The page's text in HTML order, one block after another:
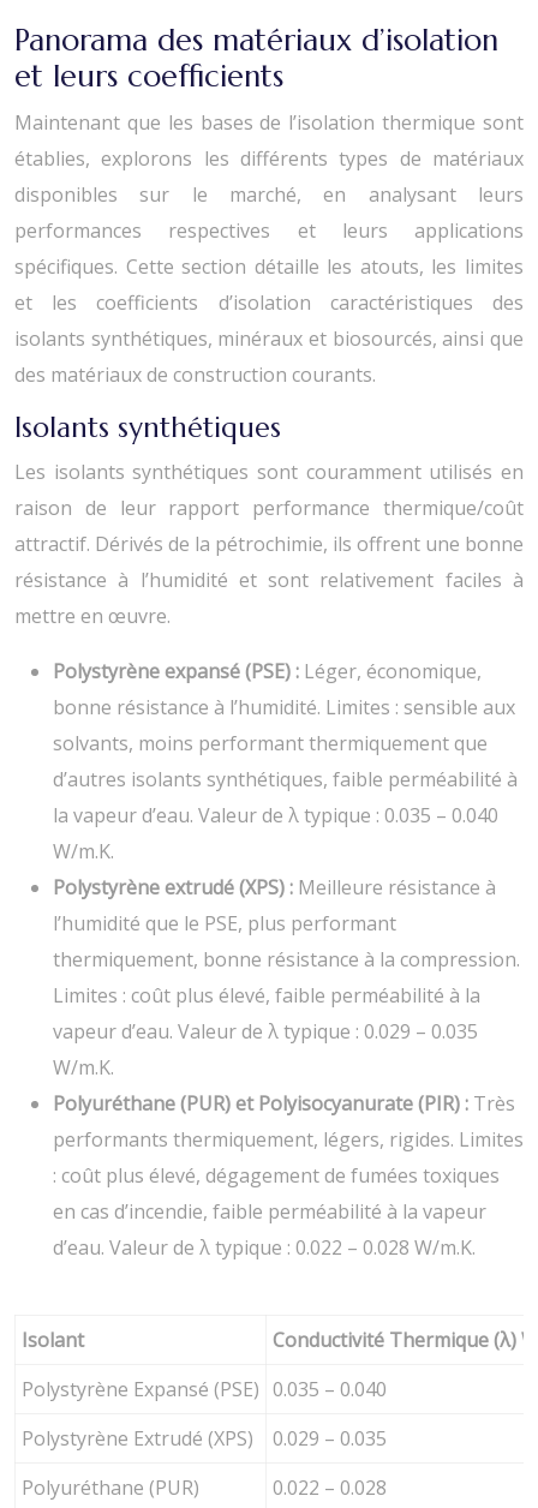
Panorama des matériaux d’isolation
et leurs coefficients
Maintenant que les bases de l’isolation thermique sont
établies, explorons les différents types de matériaux
disponibles sur le marché, en analysant leurs
performances respectives et leurs applications
spécifiques. Cette section détaille les atouts, les limites
et les coefficients d’isolation caractéristiques des
isolants synthétiques, minéraux et biosourcés, ainsi que
des matériaux de construction courants.
Isolants synthétiques
Les isolants synthétiques sont couramment utilisés en
raison de leur rapport performance thermique/coût
attractif. Dérivés de la pétrochimie, ils offrent une bonne
résistance à l’humidité et sont relativement faciles à
mettre en œuvre.
Polystyrène expansé (PSE) : Léger, économique,
bonne résistance à l’humidité. Limites : sensible aux
solvants, moins performant thermiquement que
d’autres isolants synthétiques, faible perméabilité à
la vapeur d’eau. Valeur de λ typique : 0.035 – 0.040
W/m.K.
Polystyrène extrudé (XPS) : Meilleure résistance à
l’humidité que le PSE, plus performant
thermiquement, bonne résistance à la compression.
Limites : coût plus élevé, faible perméabilité à la
vapeur d’eau. Valeur de λ typique : 0.029 – 0.035
W/m.K.
Polyuréthane (PUR) et Polyisocyanurate (PIR) : Très
performants thermiquement, légers, rigides. Limites
: coût plus élevé, dégagement de fumées toxiques
en cas d’incendie, faible perméabilité à la vapeur
d’eau. Valeur de λ typique : 0.022 – 0.028 W/m.K.
Isolant
Conductivité Thermique (λ)
Polystyrène Expansé (PSE) 0.035 – 0.040
Polystyrène Extrudé (XPS)
0.029 – 0.035
Polyuréthane (PUR)
0.022 – 0.028